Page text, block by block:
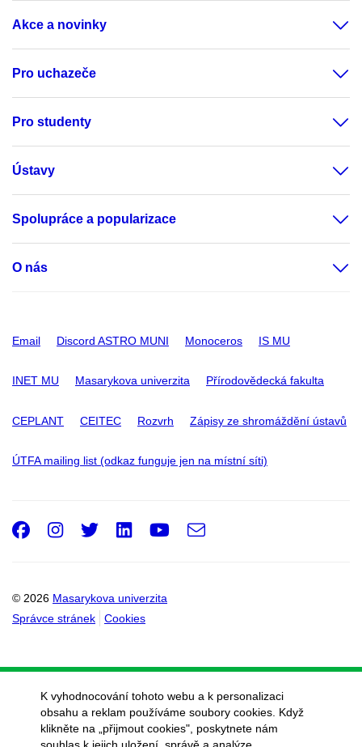
Akce a novinky
Pro uchazeče
Pro studenty
Ústavy
Spolupráce a popularizace
O nás
Email Discord ASTRO MUNI Monoceros IS MU
INET MU Masarykova univerzita Přírodovědecká fakulta
CEPLANT CEITEC Rozvrh Zápisy ze shromáždění ústavů
ÚTFA mailing list (odkaz funguje jen na místní síti)
© 2026 Masarykova univerzita
Správce stránek
Cookies
Facebook
Instagram
Twitter
LinkedIn
Youtube
e-
K vyhodnocování tohoto webu a k personalizaci
obsahu a reklam používáme soubory cookies. Když
klikněte na „přijmout cookies", poskytnete nám